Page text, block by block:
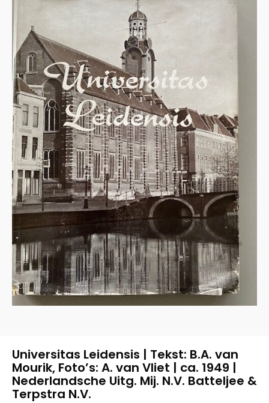
Universitas Leidensis | Tekst: B.A. van
Mourik, Foto’s: A. van Vliet | ca. 1949 |
Nederlandsche Uitg. Mij. N.V. Batteljee &
Terpstra N.V.